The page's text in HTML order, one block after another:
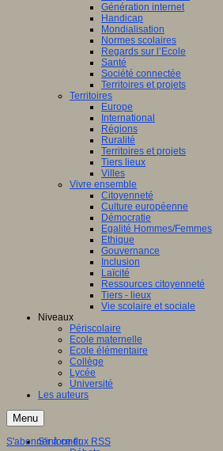
Génération internet
Handicap
Mondialisation
Normes scolaires
Regards sur l’Ecole
Santé
Société connectée
Territoires et projets
Territoires
Europe
International
Régions
Ruralité
Territoires et projets
Tiers lieux
Villes
Vivre ensemble
Citoyenneté
Culture européenne
Démocratie
Egalité Hommes/Femmes
Ethique
Gouvernance
Inclusion
Laïcité
Ressources citoyenneté
Tiers - lieux
Vie scolaire et sociale
Niveaux
Périscolaire
Ecole maternelle
Ecole élémentaire
Collège
Lycée
Université
Les auteurs
Menu
S'informer
S'abonner à ce flux RSS